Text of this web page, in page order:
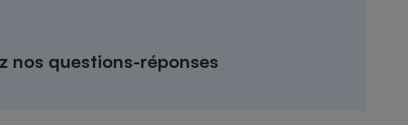
nos questions-réponses